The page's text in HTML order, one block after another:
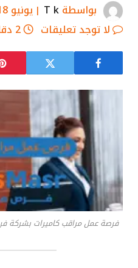
بواسطةT k
يونيو 18, 2025
لا توجد تعليقات
2 دقائق
فرصة عمل مراقب كاميرات بشركة